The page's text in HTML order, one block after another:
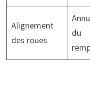
Alignement
des roues
du